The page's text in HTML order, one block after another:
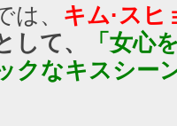
は、 キム·スヒ
して、
「女心
クなキスシー